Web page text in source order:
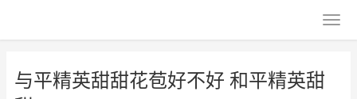
与平精英甜甜花苞好不好 和平精英甜